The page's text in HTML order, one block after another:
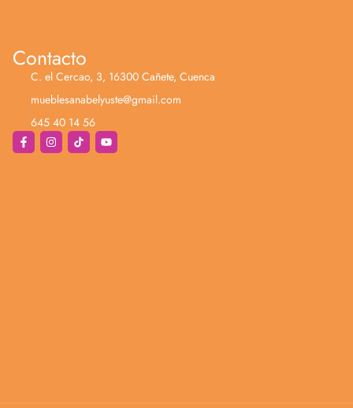
Contacto
C. el Cercao, 3, 16300 Cañete, Cuenca
mueblesanabelyuste@gmail.com
645 40 14 56